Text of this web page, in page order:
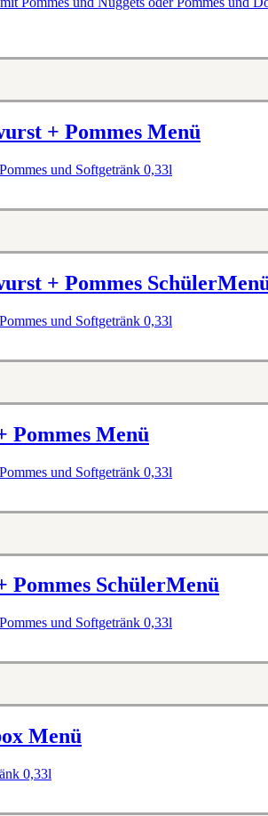
+ Pommes Menü
und Softgetränk 0,33l
+ Pommes
und Softgetränk 0,33l
Pommes Menü
und Softgetränk 0,33l
Pommes SchülerMenü
und Softgetränk 0,33l
Menü
0,33l